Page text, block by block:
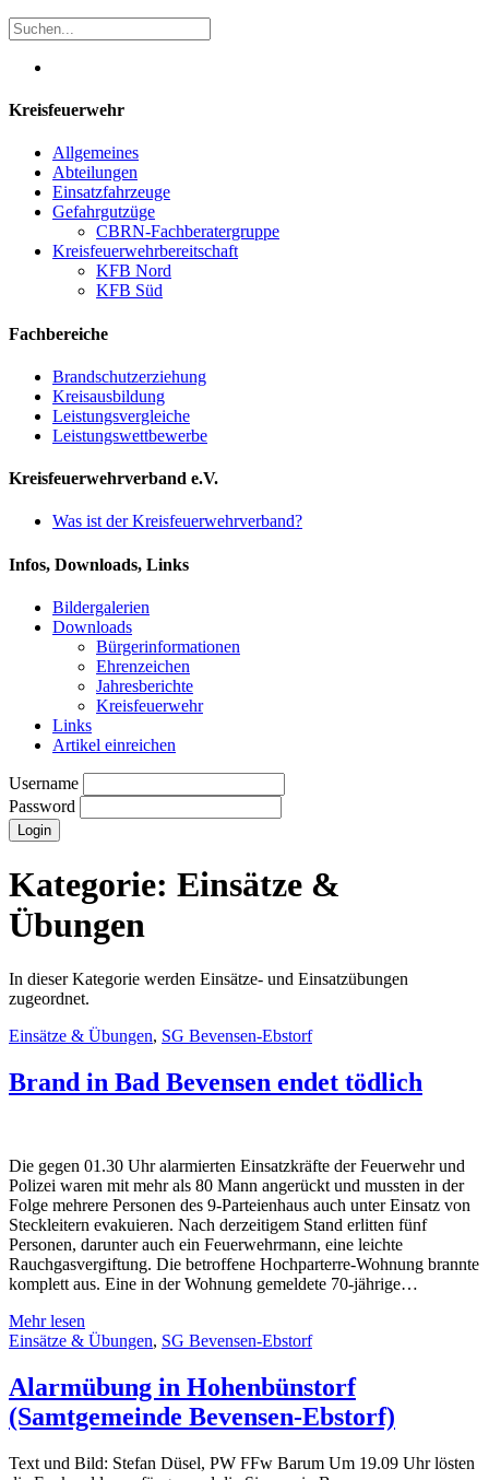
Kreisfeuerwehr
Allgemeines
Abteilungen
Einsatzfahrzeuge
Gefahrgutzüge
CBRN-Fachberatergruppe
Kreisfeuerwehrbereitschaft
KFB Nord
KFB Süd
Fachbereiche
Brandschutzerziehung
Kreisausbildung
Leistungsvergleiche
Leistungswettbewerbe
Kreisfeuerwehrverband e.V.
Was ist der Kreisfeuerwehrverband?
Infos, Downloads, Links
Bildergalerien
Downloads
Bürgerinformationen
Ehrenzeichen
Jahresberichte
Kreisfeuerwehr
Links
Artikel einreichen
Username
Password
Kategorie: Einsätze &
Übungen
In dieser Kategorie werden Einsätze- und Einsatzübungen
zugeordnet.
Einsätze & Übungen, SG Bevensen-Ebstorf
Brand in Bad Bevensen endet tödlich
Die gegen 01.30 Uhr alarmierten Einsatzkräfte der Feuerwehr und
Polizei waren mit mehr als 80 Mann angerückt und mussten in der
Folge mehrere Personen des 9-Parteienhaus auch unter Einsatz von
Steckleitern evakuieren. Nach derzeitigem Stand erlitten fünf
Personen, darunter auch ein Feuerwehrmann, eine leichte
Rauchgasvergiftung. Die betroffene Hochparterre-Wohnung brannte
komplett aus. Eine in der Wohnung gemeldete 70-jährige…
Mehr lesen
Einsätze & Übungen, SG Bevensen-Ebstorf
Alarmübung in Hohenbünstorf
(Samtgemeinde Bevensen-Ebstorf)
Text und Bild: Stefan Düsel, PW FFw Barum Um 19.09 Uhr lösten